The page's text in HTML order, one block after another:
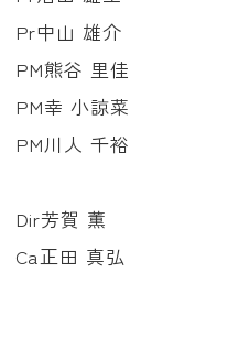
Pr中山 雄介
PM熊谷 里佳
PM幸 小諒菜
PM川人 千裕
Dir芳賀 薫
Ca正田 真弘